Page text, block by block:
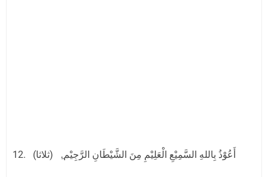
12. أَعُوْذُ بِاللهِ السَّمِيْعِ الْعَلِيْمِ مِنَ الشَّيْطَانِ الرَّجِيْم.ِ (ثلاثا)